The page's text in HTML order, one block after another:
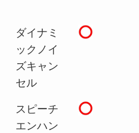
ダイナミ
ックノイ
ズキャン
セル
スピーチ
エンハン